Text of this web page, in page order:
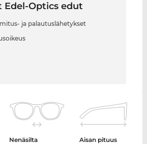
Edel-Optics edut
ja palautuslähetykset
Nenäsilta
Aisan pituus